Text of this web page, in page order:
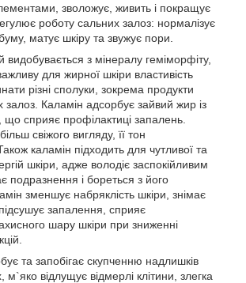
зволожує, живить і покращує
роботу сальних залоз: нормалізує
матує шкіру та звужує пори.
видобувається з мінералу геміморфіту,
для жирної шкіри властивість
різні сполуки, зокрема продукти
залоз. Каламін адсорбує зайвий жир із
що сприяє профілактиці запалень.
свіжого вигляду, її тон
каламін підходить для чутливої та
шкіри, адже володіє заспокійливим
подразнення і бореться з його
зменшує набряклість шкіри, знімає
запалення, сприяє
шару шкіри при зниженні
та запобігає скупченню надлишків
відлущує відмерлі клітини, злегка